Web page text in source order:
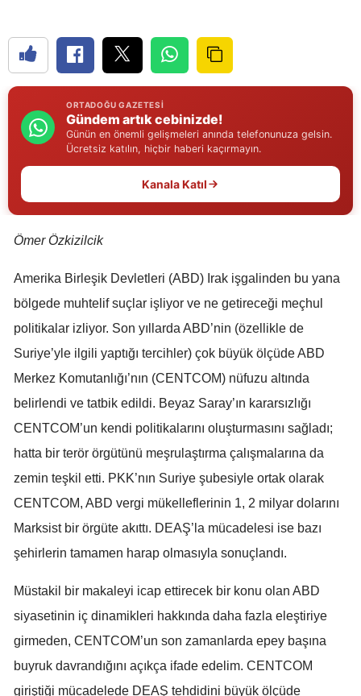
Erzincan
Eskişehir
Gaziantep
Hatay
Isparta
Mersin
İstanbul
İzmir
Kars
Kastamonu
Kayseri
Kırklareli
Kırşehir
Konya
ORTADOĞU GAZETESI
Gündem artık cebinizde!
Günün en önemli gelişmeleri anında telefonunuza gelsin.
Ücretsiz katılın, hiçbir haberi kaçırmayın.
Kanala Katıl
Ömer Özkizilcik
Amerika Birleşik Devletleri (ABD) Irak işgalinden bu yana
bölgede muhtelif suçlar işliyor ve ne getireceği meçhul
politikalar izliyor. Son yıllarda ABD’nin (özellikle de
Suriye’yle ilgili yaptığı tercihler) çok büyük ölçüde ABD
Merkez Komutanlığı’nın (CENTCOM) nüfuzu altında
belirlendi ve tatbik edildi. Beyaz Saray’ın kararsızlığı
CENTCOM’un kendi politikalarını oluşturmasını sağladı;
hatta bir terör örgütünü meşrulaştırma çalışmalarına da
zemin teşkil etti. PKK’nın Suriye şubesiyle ortak olarak
CENTCOM, ABD vergi mükelleflerinin 1, 2 milyar dolarını
Marksist bir örgüte akıttı. DEAŞ’la mücadelesi ise bazı
şehirlerin tamamen harap olmasıyla sonuçlandı.
Müstakil bir makaleyi icap ettirecek bir konu olan ABD
siyasetinin iç dinamikleri hakkında daha fazla eleştiriye
girmeden, CENTCOM’un son zamanlarda epey başına
buyruk davrandığını açıkça ifade edelim. CENTCOM
giriştiği mücadelede DEAŞ tehdidini büyük ölçüde